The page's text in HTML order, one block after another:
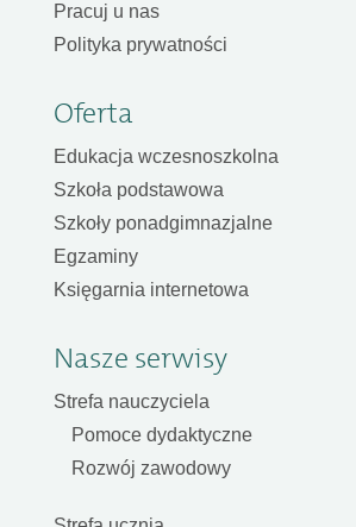
Pracuj u nas
Polityka prywatności
Oferta
Edukacja wczesnoszkolna
Szkoła podstawowa
Szkoły ponadgimnazjalne
Egzaminy
Księgarnia internetowa
Nasze serwisy
Strefa nauczyciela
Pomoce dydaktyczne
Rozwój zawodowy